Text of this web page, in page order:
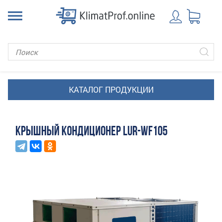
КРЫШНЫЙ КОНДИЦИОНЕР LUR-WF105